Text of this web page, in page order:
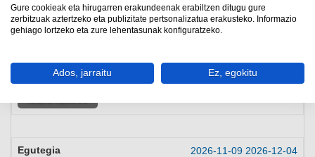
Gazteleraz
CFAA (Parque Tecnológico, Zamudio)
2026-11-09 2026-12-04
Gure cookieak eta hirugarren erakundeenak erabiltzen ditugu gure
zerbitzuak aztertzeko eta publizitate pertsonalizatua erakusteko. Informazio
gehiago lortzeko eta zure lehentasunak konfiguratzeko.
Ados, jarraitu Ez, egokitu